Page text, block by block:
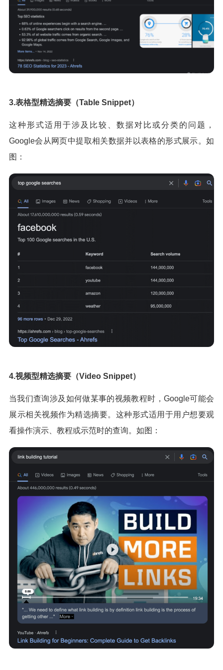
3.表格型精选摘要（Table Snippet）
这种形式适用于涉及比较、数据对比或分类的问题，
Google会从网页中提取相关数据并以表格的形式展示。如
图：
4.视频型精选摘要（Video Snippet）
当我们查询涉及如何做某事的视频教程时，Google可能会
展示相关视频作为精选摘要。这种形式适用于用户想要观
看操作演示、教程或示范时的查询。如图：